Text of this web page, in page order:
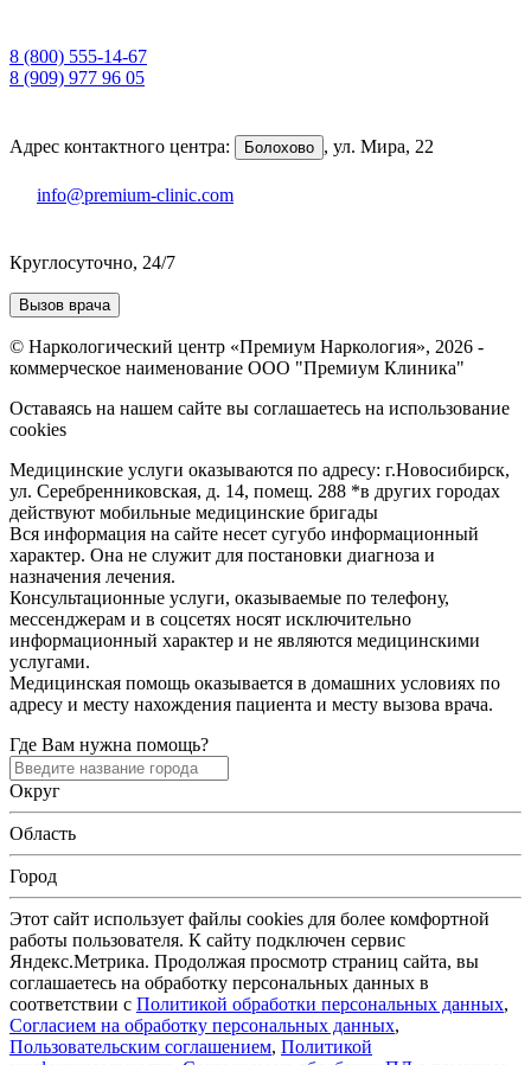
8 (800) 555-14-67
8 (909) 977 96 05
Адрес контактного центра: Болохово , ул. Мира, 22
info@premium-clinic.com
Круглосуточно, 24/7
Вызов врача
© Наркологический центр «Премиум Наркология», 2026 -
коммерческое наименование ООО "Премиум Клиника"
Оставаясь на нашем сайте вы соглашаетесь на использование
cookies
Медицинские услуги оказываются по адресу: г.Новосибирск,
ул. Серебренниковская, д. 14, помещ. 288 *в других городах
действуют мобильные медицинские бригады
Вся информация на сайте несет сугубо информационный
характер. Она не служит для постановки диагноза и
назначения лечения.
Консультационные услуги, оказываемые по телефону,
мессенджерам и в соцсетях носят исключительно
информационный характер и не являются медицинскими
услугами.
Медицинская помощь оказывается в домашних условиях по
адресу и месту нахождения пациента и месту вызова врача.
Где Вам нужна помощь?
Округ
Область
Город
Этот сайт использует файлы cookies для более комфортной
работы пользователя. К сайту подключен сервис
Яндекс.Метрика. Продолжая просмотр страниц сайта, вы
соглашаетесь на обработку персональных данных в
соответствии с Политикой обработки персональных данных,
Согласием на обработку персональных данных,
Пользовательским соглашением, Политикой